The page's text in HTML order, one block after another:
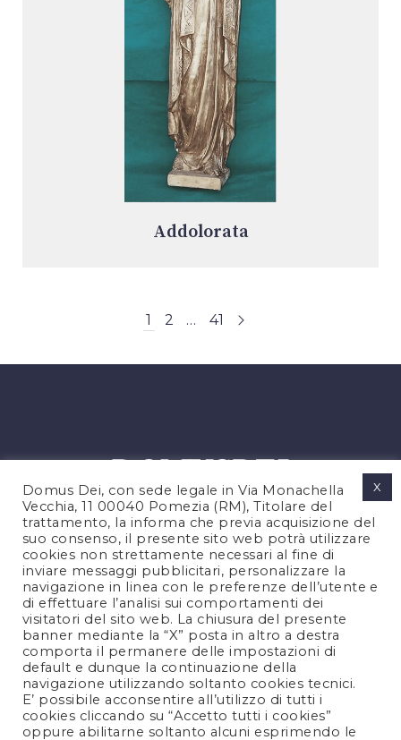
Addolorata
1 2 … 41
PRIVACY POLICY
COOKIES POLICY
NOTE LEGALI
CONTATTACI
FOLLOW US
Domus Dei, con sede legale in Via Monachella
Vecchia, 11 00040 Pomezia (RM), Titolare del
trattamento, la informa che previa acquisizione del
suo consenso, il presente sito web potrà utilizzare
cookies non strettamente necessari al fine di
inviare messaggi pubblicitari, personalizzare la
navigazione in linea con le preferenze dell’utente e
di effettuare l’analisi sui comportamenti dei
visitatori del sito web. La chiusura del presente
banner mediante la “X” posta in altro a destra
comporta il permanere delle impostazioni di
default e dunque la continuazione della
navigazione utilizzando soltanto cookies tecnici.
E’ possibile acconsentire all’utilizzo di tutti i
cookies cliccando su “Accetto tutti i cookies”
oppure abilitarne soltanto alcuni esprimendo le
X